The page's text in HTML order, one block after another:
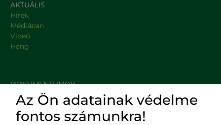
AKTUÁLIS
Hírek
Médiában
Videó
Hang
DOKUMENTUMOK
HASZNOS LINKEK
Az Ön adatainak védelme
fontos számunkra!